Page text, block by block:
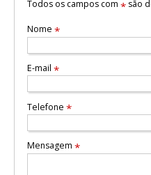
Todos os campos com *são
Nome *
E-mail *
Telefone *
Mensagem *